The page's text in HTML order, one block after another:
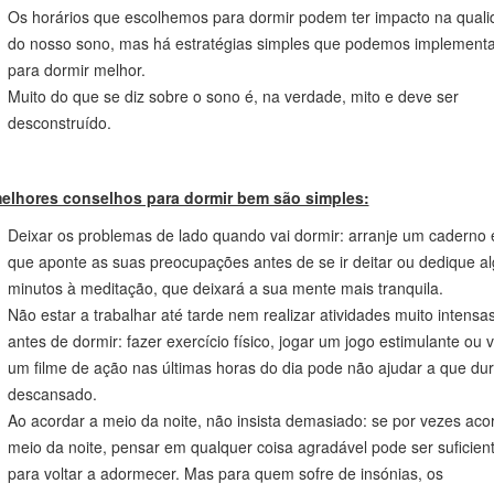
bons da vida.
de uma boa noite de sono:
Recomenda-se que um adulto durma cerca de 8 horas por dia, mas
se que cada pessoa tem necessidades específicas.
Os horários que escolhemos para dormir podem ter impacto na
do nosso sono, mas há estratégias simples que podemos
para dormir melhor.
Muito do que se diz sobre o sono é, na verdade, mito e deve ser
desconstruído.
conselhos para dormir bem são simples:
Deixar os problemas de lado quando vai dormir: arranje um caderno
que aponte as suas preocupações antes de se ir deitar ou dedique
minutos à meditação, que deixará a sua mente mais tranquila.